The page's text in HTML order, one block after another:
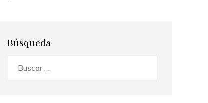
Búsqueda